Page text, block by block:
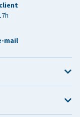
mail